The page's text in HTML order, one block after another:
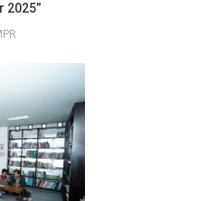
2025”